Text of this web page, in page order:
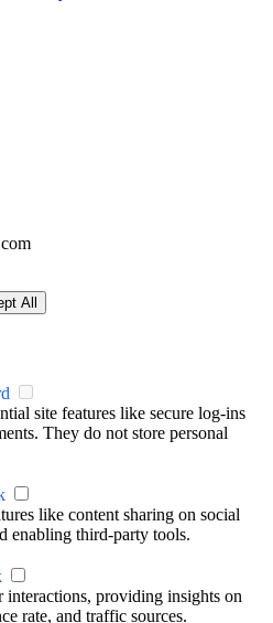
All
site features like secure log-ins
They do not store personal
like content sharing on social
enabling third-party tools.
providing insights on
rate, and traffic sources.